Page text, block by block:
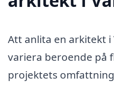
Att anlita en arkitekt i
variera beroende på
projektets